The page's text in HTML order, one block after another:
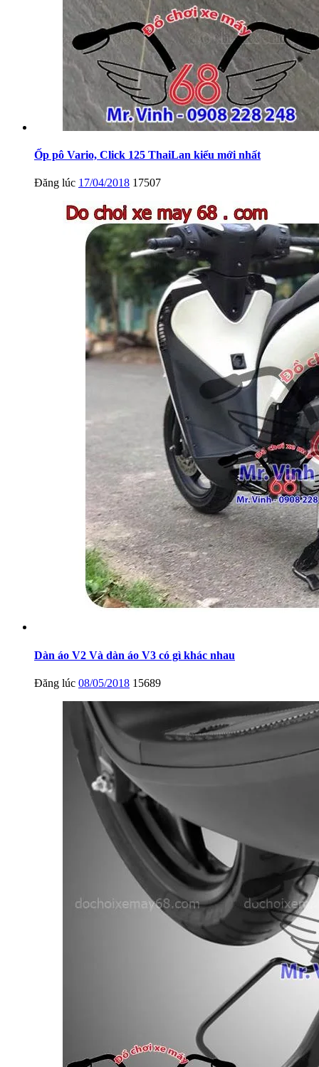
Ốp pô Vario, Click 125 ThaiLan kiểu mới nhất
Đăng lúc 17/04/2018 17507
Dàn áo V2 Và dàn áo V3 có gì khác nhau
Đăng lúc 08/05/2018 15689